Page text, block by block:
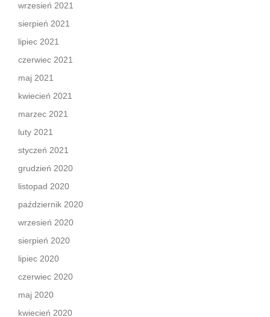
wrzesień 2021
sierpień 2021
lipiec 2021
czerwiec 2021
maj 2021
kwiecień 2021
marzec 2021
luty 2021
styczeń 2021
grudzień 2020
listopad 2020
październik 2020
wrzesień 2020
sierpień 2020
lipiec 2020
czerwiec 2020
maj 2020
kwiecień 2020